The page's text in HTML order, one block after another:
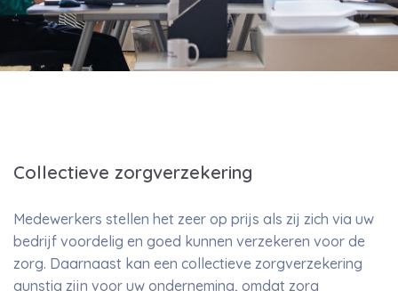
Collectieve zorgverzekering
Medewerkers stellen het zeer op prijs als zij zich via uw
bedrijf voordelig en goed kunnen verzekeren voor de
zorg. Daarnaast kan een collectieve zorgverzekering
gunstig zijn voor uw onderneming, omdat zorg